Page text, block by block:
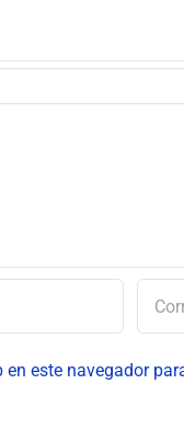
este navegador